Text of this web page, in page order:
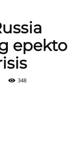
epekto
348